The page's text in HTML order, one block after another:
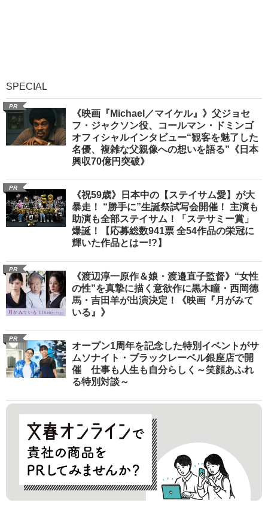
SPECIAL
PR
《映画『Michael／マイケル』》父ジョセ
フ・ジャクソン役、コールマン・ドミンゴ
オフィシャルインタビュー“観客を魅了した
名優、複雑な父親像への想いを語る”《日本
興収70億円突破》
PR
《祝59歳》日本中の【ステイサム愛】が大
暴走！ “勝手に”生誕祭試写会開催！ 主演も
助演も全部ステイサム！「ステサミー賞」
爆誕！【応募総数941票 全54作品の栄冠に
輝いた作品とはー!?】
PR
《渡辺淳一原作＆娘・渡邉直子監督》“女性
の性”を真摯に描く意欲作に黒木瞳・西岡德
馬・吉田羊が出演決定！《映画『月がみて
いる』》
PR
オープン1周年を記念した特別イベントがサ
ムソナイト・ブラックレーベル銀座店で開
催 仕事も人生も自分らしく～笑顔あふれ
る特別対談～